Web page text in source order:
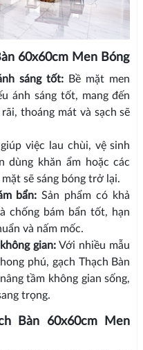
60x60cm Men Bóng
sáng tốt: Bề mặt men
ánh sáng tốt, mang đến
thoáng mát và sạch sẽ
việc lau chùi, vệ sinh
dùng khăn ẩm hoặc các
sẽ sáng bóng trở lại.
bẩn: Sản phẩm có khả
chống bám bẩn tốt, hạn
và nấm mốc.
gian:Với nhiều mẫu
phú, gạch Thạch Bàn
tầm không gian sống,
trọng.
Bàn 60x60cm Men